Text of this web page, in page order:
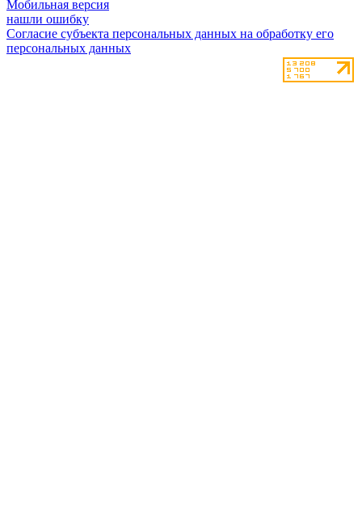
Мобильная версия
нашли ошибку
Согласие субъекта персональных данных на обработку его
персональных данных